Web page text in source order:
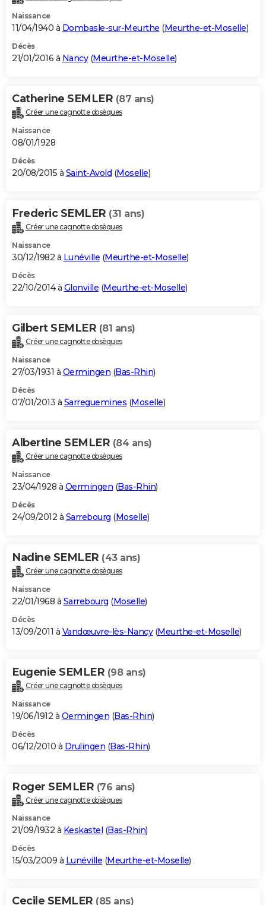
Naissance
11/04/1940 à Dombasle-sur-Meurthe (Meurthe-et-Moselle)
Décès
21/01/2016 à Nancy(Meurthe-et-Moselle)
Catherine SEMLER (87 ans)
Créer une cagnotte obsèques
Naissance
08/01/1928
Décès
20/08/2015 à Saint-Avold (Moselle)
Frederic SEMLER (31 ans)
Créer une cagnotte obsèques
Naissance
30/12/1982 à Lunéville (Meurthe-et-Moselle)
Décès
22/10/2014 à Glonville (Meurthe-et-Moselle)
Gilbert SEMLER (81 ans)
Créer une cagnotte obsèques
Naissance
27/03/1931 à Oermingen (Bas-Rhin)
Décès
07/01/2013 à Sarreguemines (Moselle)
Albertine SEMLER (84 ans)
Créer une cagnotte obsèques
Naissance
23/04/1928 à Oermingen (Bas-Rhin)
Décès
24/09/2012 à Sarrebourg (Moselle)
Nadine SEMLER (43 ans)
Créer une cagnotte obsèques
Naissance
22/01/1968 à Sarrebourg (Moselle)
Décès
13/09/2011 à Vandœuvre-lès-Nancy(Meurthe-et-Moselle)
Eugenie SEMLER (98 ans)
Créer une cagnotte obsèques
Naissance
19/06/1912 à Oermingen (Bas-Rhin)
Décès
06/12/2010 à Drulingen (Bas-Rhin)
Roger SEMLER (76 ans)
Créer une cagnotte obsèques
Naissance
21/09/1932 à Keskastel (Bas-Rhin)
Décès
15/03/2009 à Lunéville (Meurthe-et-Moselle)
Cecile SEMLER (85 ans)